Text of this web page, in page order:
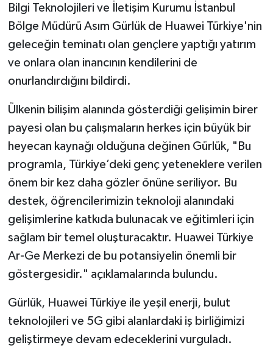
Bilgi Teknolojileri ve İletişim Kurumu İstanbul
Bölge Müdürü Asım Gürlük de Huawei Türkiye'nin
geleceğin teminatı olan gençlere yaptığı yatırım
ve onlara olan inancının kendilerini de
onurlandırdığını bildirdi.
Ülkenin bilişim alanında gösterdiği gelişimin birer
payesi olan bu çalışmaların herkes için büyük bir
heyecan kaynağı olduğuna değinen Gürlük, "Bu
programla, Türkiye’deki genç yeteneklere verilen
önem bir kez daha gözler önüne seriliyor. Bu
destek, öğrencilerimizin teknoloji alanındaki
gelişimlerine katkıda bulunacak ve eğitimleri için
sağlam bir temel oluşturacaktır. Huawei Türkiye
Ar-Ge Merkezi de bu potansiyelin önemli bir
göstergesidir." açıklamalarında bulundu.
Gürlük, Huawei Türkiye ile yeşil enerji, bulut
teknolojileri ve 5G gibi alanlardaki iş birliğimizi
geliştirmeye devam edeceklerini vurguladı.